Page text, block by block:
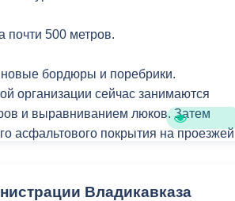
Формирование комфортной
городской среды
почти 500 метров.
бордюры и поребрики.
организации сейчас занимаются
и выравниванием люков. Затем
асфальтового покрытия на проезжей
улицы, ремонт дороги не
Владикавказа